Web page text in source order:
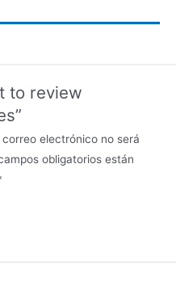
to review
electrónico no será
obligatorios están